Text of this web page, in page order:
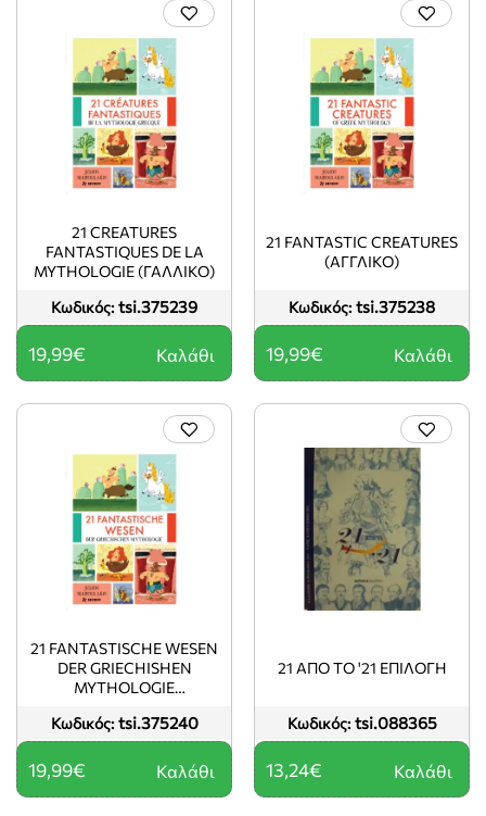
Κωδικός: tsi.375239
21 CREATURES
FANTASTIQUES DE LA
MYTHOLOGIE (ΓΑΛΛΙΚΟ)
19,99€ Καλάθι
Κωδικός: tsi.375238
21 FANTASTIC CREATURES
(ΑΓΓΛΙΚΟ)
19,99€ Καλάθι
Κωδικός: tsi.375240
21 FANTASTISCHE WESEN
DER GRIECHISHEN
MYTHOLOGIE
19,99€ Καλάθι
Κωδικός: tsi.088365
21 ΑΠΟ ΤΟ '21 ΕΠΙΛΟΓΗ
13,24€ Καλάθι